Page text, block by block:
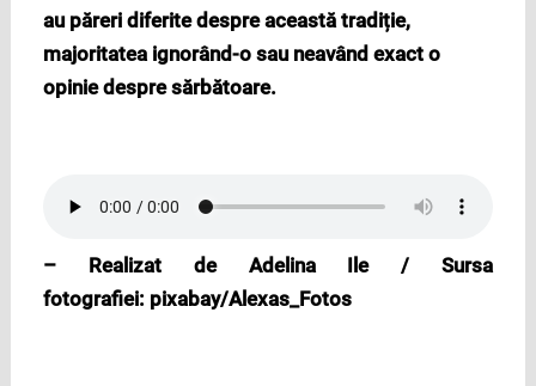
au păreri diferite despre această tradiție,
majoritatea ignorând-o sau neavând exact o
opinie despre sărbătoare.
– Realizat de Adelina Ile / Sursa
fotografiei: pixabay/Alexas_Fotos